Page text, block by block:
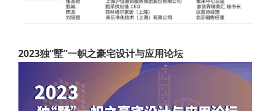
2023独“墅”一帜之豪宅设计与应用论坛